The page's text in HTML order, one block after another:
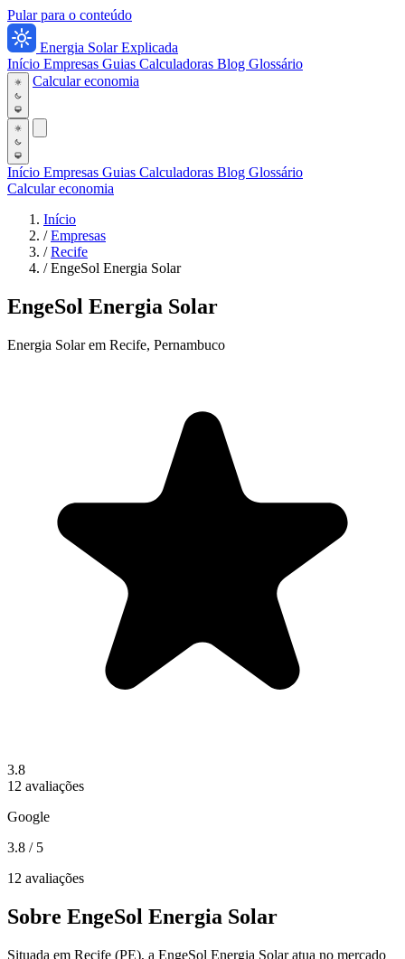
Pular para o conteúdo
Energia Solar Explicada
Início Empresas Guias Calculadoras Blog Glossário
Calcular economia
Início Empresas Guias Calculadoras Blog Glossário
Calcular economia
Início
/ Empresas
/ Recife
/ EngeSol Energia Solar
EngeSol Energia Solar
Energia Solar em Recife, Pernambuco
3.8
12 avaliações
Google
3.8 / 5
12 avaliações
Sobre EngeSol Energia Solar
Situada em Recife (PE), a EngeSol Energia Solar atua no mercado